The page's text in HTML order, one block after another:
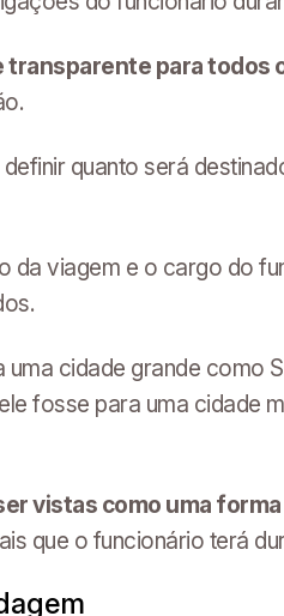
transparente para todos
quanto será
viagem e o cargo do
cidade grande como
fosse para uma cidade
vistas como uma
que o funcionário terá